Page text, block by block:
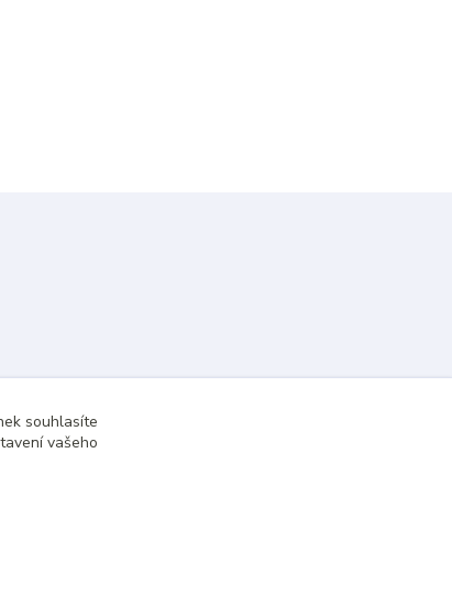
souhlasíte
vašeho